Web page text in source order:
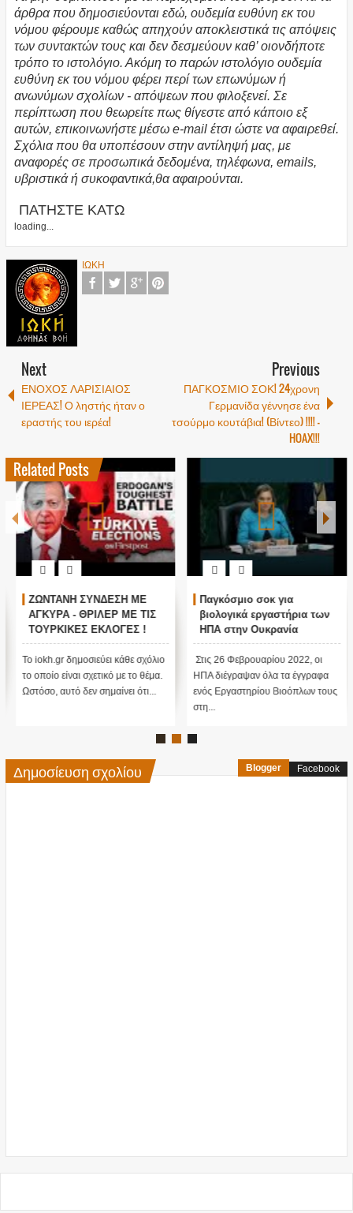
άρθρα που δημοσιεύονται εδώ, ουδεμία ευθύνη εκ του
νόμου φέρουμε καθώς απηχούν αποκλειστικά τις απόψεις
των συντακτών τους και δεν δεσμεύουν καθ’ οιονδήποτε
τρόπο το ιστολόγιο. Ακόμη το παρών ιστολόγιο ουδεμία
ευθύνη εκ του νόμου φέρει περί των επωνύμων ή
ανωνύμων σχολίων - απόψεων που φιλοξενεί. Σε
περίπτωση που θεωρείτε πως θίγεστε από κάποιο εξ
αυτών, επικοινωνήστε μέσω e-mail έτσι ώστε να αφαιρεθεί.
Σχόλια που θα υποπέσουν στην αντίληψή μας, με
αναφορές σε προσωπικά δεδομένα, τηλέφωνα, emails,
υβριστικά ή συκοφαντικά,θα αφαιρούνται.
ΠΑΤΗΣΤΕ ΚΑΤΩ
loading...
ΙΩΚΗ
Next
ΕΝΟΧΟΣ ΛΑΡΙΣΙΑΙΟΣ
ΙΕΡΕΑΣ! Ο ληστής ήταν ο
εραστής του ιερέα!
Previous
ΠΑΓΚΟΣΜΙΟ ΣΟΚ! 24χρονη
Γερμανίδα γέννησε ένα
τσούρμο κουτάβια! (Βίντεο) !!!! -
HOAX!!!
Related Posts
ΖΩΝΤΑΝΗ ΣΥΝΔΕΣΗ ΜΕ
ΑΓΚΥΡΑ - ΘΡΙΛΕΡ ΜΕ ΤΙΣ
ΤΟΥΡΚΙΚΕΣ ΕΚΛΟΓΕΣ !
Το iokh.gr δημοσιεύει κάθε σχόλιο
το οποίο είναι σχετικό με το θέμα.
Ωστόσο, αυτό δεν σημαίνει ότι...
Παγκόσμιο σοκ για
βιολογικά εργαστήρια των
ΗΠΑ στην Ουκρανία
Στις 26 Φεβρουαρίου 2022, οι
ΗΠΑ διέγραψαν όλα τα έγγραφα
ενός Εργαστηρίου Βιοόπλων τους
στη...
Δημοσίευση σχολίου Blogger Facebook